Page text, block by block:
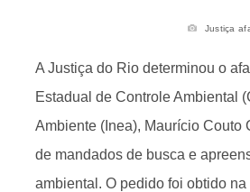
Justiça
A Justiça do Rio determinou o
Estadual de Controle Ambiental
Ambiente (Inea), Maurício Couto
de mandados de busca e
ambiental. O pedido foi obtido